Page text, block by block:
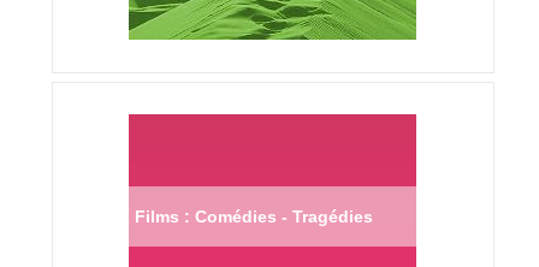
Films : Comédies - Tragédies